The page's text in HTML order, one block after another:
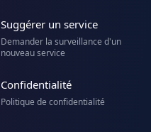
Suggérer un service
Demander la surveillance d'un
nouveau service
Confidentialité
Politique de confidentialité